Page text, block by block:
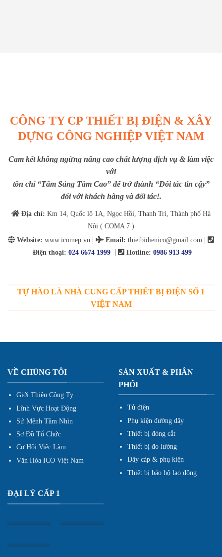
CÔNG TY CP THIẾT BỊ ĐIỆN & XÂY
DỰNG CÔNG NGHIỆP VIỆT NAM
Cam kết không ngừng nâng cao chất lượng dịch vụ & làm việc
với
tôn chỉ “Tâm Sáng Tầm Cao” để trở thành “Đối tác tin cậy”
đối với khách hàng và đối tác!.
Địa chỉ: Km 14, Quốc lộ 1A, Ngọc Hồi, Thanh Trì, Thành phố Hà
Nội ( COMA 7 )
Website: www.icomep.vn | Email: thietbidienico@gmail.com |
Điện thoại: 024 6674 1999 | Hotline: 0986 913 499
TỰ HÀO LÀ NHÀ CUNG CẤP THIẾT BỊ ĐIỆN SỐ 1
VIỆT NAM
VỀ CHÚNG TÔI
Giới Thiệu Công Ty
Lĩnh Vực Hoạt Động
Sứ Mệnh Tầm Nhìn
Sơ Đồ Tổ Chức
Cơ Hội Việc Làm
Văn Hóa ICO Việt Nam
SẢN XUẤT & PHÂN
PHỐI
Tủ điện
Phụ kiện đường dây
Thiết bị đóng cắt
Thiết bị đo lường
Dây cáp & phụ kiện
Thiết bị bảo hộ lao động
ĐẠI LÝ CẤP 1